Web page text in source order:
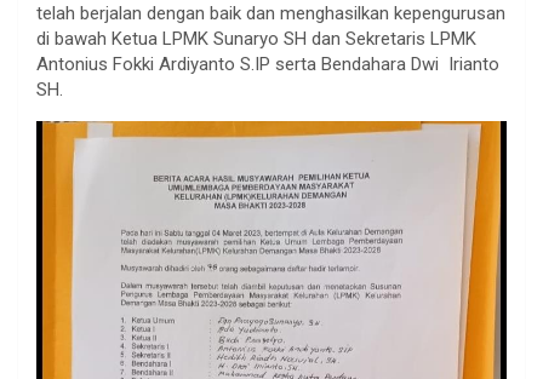
telah berjalan dengan baik dan menghasilkan kepengurusan
di bawah Ketua LPMK Sunaryo SH dan Sekretaris LPMK
Antonius Fokki Ardiyanto S.IP serta Bendahara Dwi Irianto
SH.